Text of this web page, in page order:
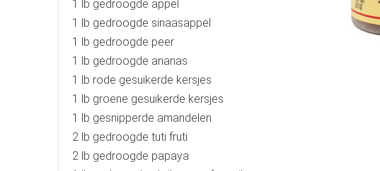
1 lb gedroogde appel
1 lb gedroogde sinaasappel
1 lb gedroogde peer
1 lb gedroogde ananas
1 lb rode gesuikerde kersjes
1 lb groene gesuikerde kersjes
1 lb gesnipperde amandelen
2 lb gedroogde tuti fruti
2 lb gedroogde papaya